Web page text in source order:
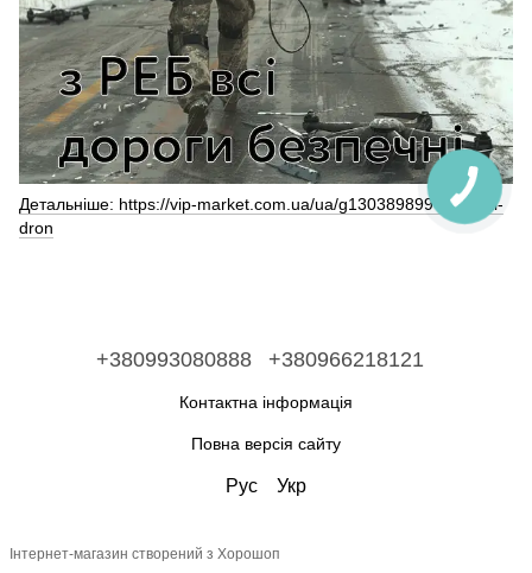
Детальніше: https://vip-market.com.ua/ua/g130389899-reb-anti-
dron
+380993080888 +380966218121
Контактна інформація
Повна версія сайту
Рус Укр
Інтернет-магазин створений з Хорошоп